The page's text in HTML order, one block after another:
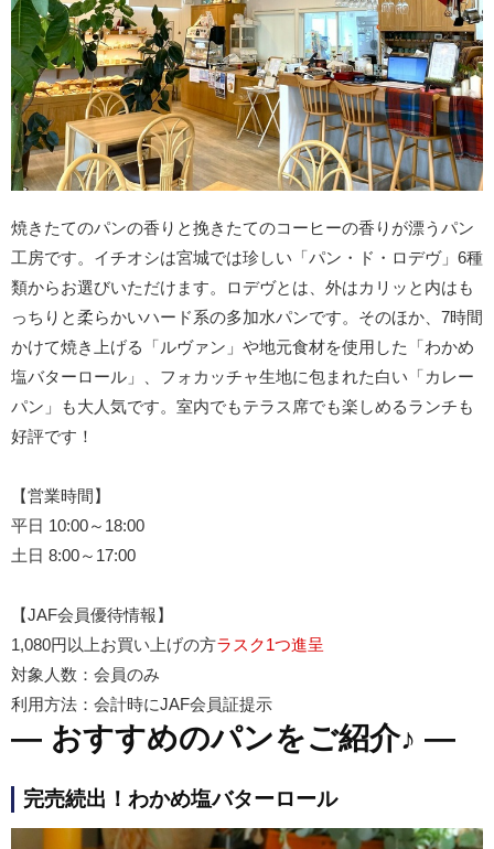
焼きたてのパンの香りと挽きたてのコーヒーの香りが漂うパン
工房です。イチオシは宮城では珍しい「パン・ド・ロデヴ」6種
類からお選びいただけます。ロデヴとは、外はカリッと内はも
っちりと柔らかいハード系の多加水パンです。そのほか、7時間
かけて焼き上げる「ルヴァン」や地元食材を使用した「わかめ
塩バターロール」、フォカッチャ生地に包まれた白い「カレー
パン」も大人気です。室内でもテラス席でも楽しめるランチも
好評です！
【営業時間】
平日 10:00～18:00
土日 8:00～17:00
【JAF会員優待情報】
1,080円以上お買い上げの方ラスク1つ進呈
対象人数：会員のみ
利用方法：会計時にJAF会員証提示
― おすすめのパンをご紹介♪ ―
完売続出！わかめ塩バターロール